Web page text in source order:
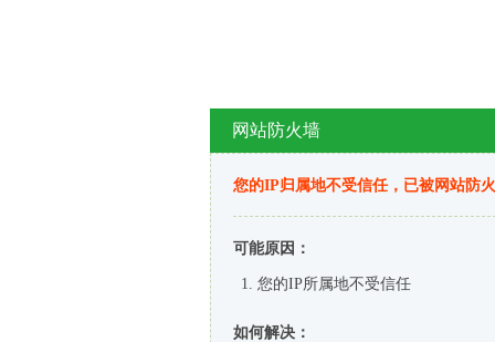
网站防火墙
您的IP归属地不受信任，已被网站防
可能原因：
您的IP所属地不受信任
如何解决：